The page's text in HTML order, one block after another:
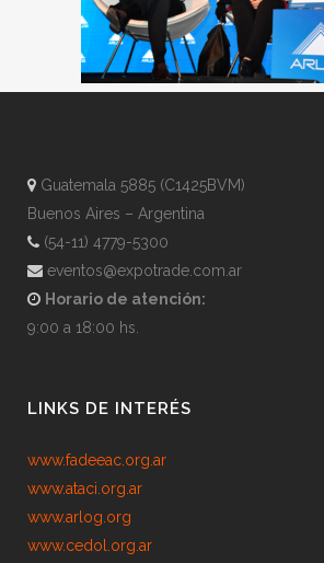
Guatemala 5885 (C1425BVM)
Buenos Aires – Argentina
(54-11) 4779-5300
eventos@expotrade.com.ar
Horario de atención:
9:00 a 18:00 hs.
LINKS DE INTERÉS
www.fadeeac.org.ar
www.ataci.org.ar
www.arlog.org
www.cedol.org.ar